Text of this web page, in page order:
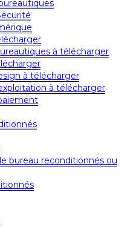
à télécharger
à télécharger
à télécharger
bureau reconditionnés ou